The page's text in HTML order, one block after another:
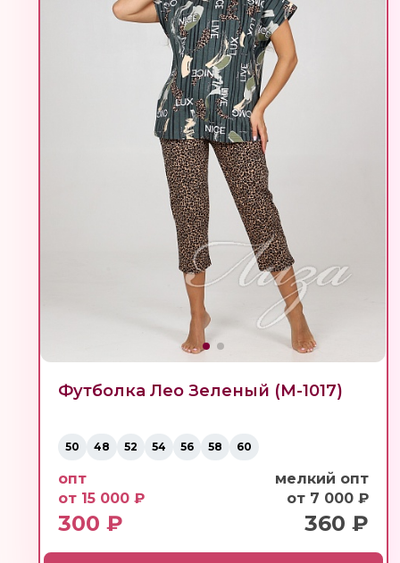
Футболка Лео Зеленый (М-1017)
50 48 52 54 56 58 60
опт
от 15 000 ₽
300 ₽
мелкий опт
от 7 000 ₽
360 ₽